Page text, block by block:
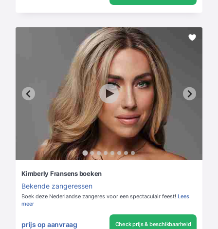
Kimberly Fransens boeken
Bekende zangeressen
Boek deze Nederlandse zangeres voor een spectaculair feest! Lees
meer
prijs op aanvraag Check prijs & beschikbaarheid